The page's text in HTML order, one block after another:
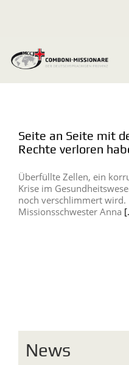
Seite an Seite mit
Rechte verloren
Überfüllte Zellen, ein
Krise im
noch verschlimmert wird.
Missionsschwester Anna
News